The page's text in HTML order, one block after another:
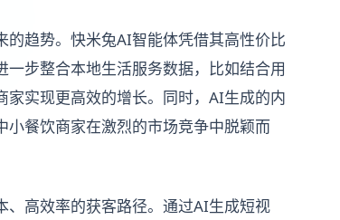
趋势。快米兔AI智能体凭借其高性价比
步整合本地生活服务数据，比如结合用
实现更高效的增长。同时，AI生成的内
餐饮商家在激烈的市场竞争中脱颖而
高效率的获客路径。通过AI生成短视